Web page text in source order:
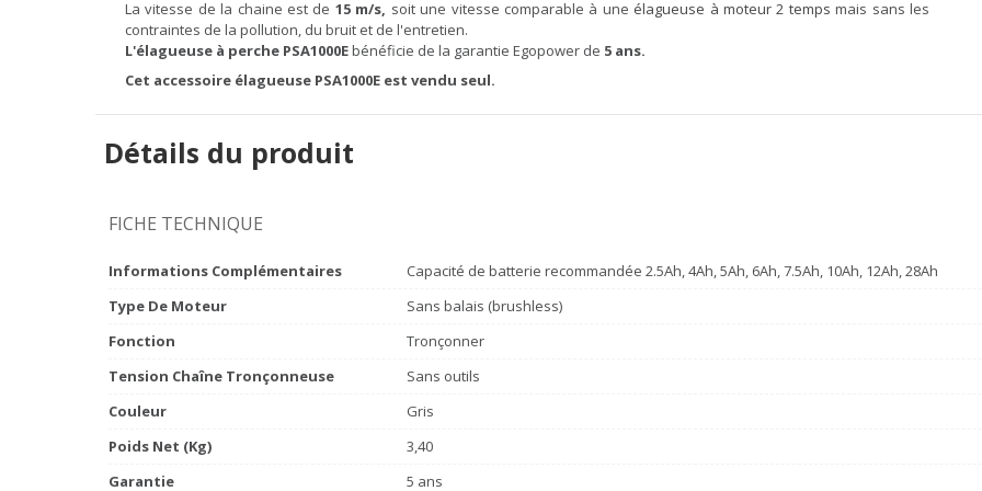
La vitesse de la chaine est de 15 m/s, soit une vitesse comparable à une élagueuse à moteur 2 temps mais sans les
contraintes de la pollution, du bruit et de l'entretien.
L'élagueuse à perche PSA1000Ebénéficie de la garantie Egopower de 5 ans.
Cet accessoire élagueuse PSA1000E est vendu seul.
Détails du produit
FICHE TECHNIQUE
Informations Complémentaires
Capacité de batterie recommandée 2.5Ah, 4Ah, 5Ah, 6Ah, 7.5Ah, 10Ah, 12Ah, 28Ah
Type De Moteur
Sans balais (brushless)
Fonction
Tronçonner
Tension Chaîne Tronçonneuse
Sans outils
Couleur
Gris
Poids Net (Kg)
3,40
Garantie
5 ans